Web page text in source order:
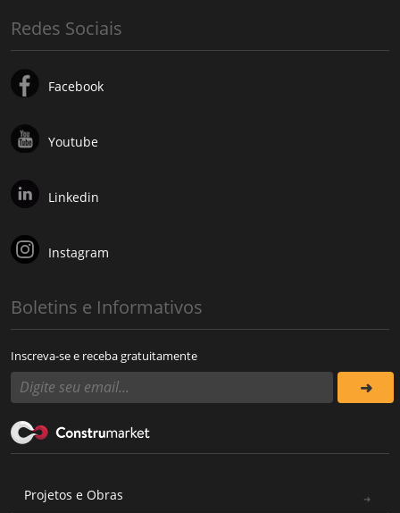
Redes Sociais
Facebook
Youtube
Linkedin
Instagram
Boletins e Informativos
Inscreva-se e receba gratuitamente
Projetos e Obras